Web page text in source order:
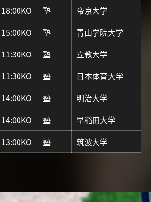
18:00KO 塾
帝京大学
15:00KO 塾
青山学院大学
11:30KO 塾
立教大学
11:30KO 塾
日本体育大学
14:00KO 塾
明治大学
14:00KO 塾
早稲田大学
13:00KO 塾 筑波大学